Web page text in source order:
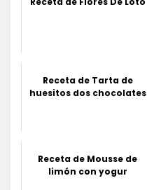
Receta de Tarta de
huesitos dos chocolates
Receta de Mousse de
limón con yogur